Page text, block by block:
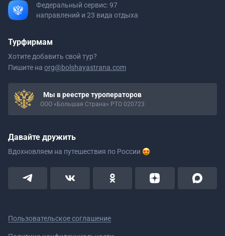
Федеральный сервис: 97
направлений и 23 вида отдыха
Турфирмам
Хотите добавить свой тур?
Пишите на org@bolshayastrana.com
Мы в реестре туроператоров
ООО «Большая Страна» РТО 020723
Давайте дружить
Вдохновляем на путешествия по России
Пользовательское соглашение